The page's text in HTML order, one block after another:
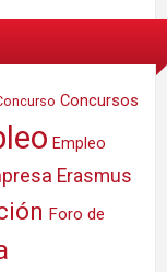
Concursos
Empleo
Erasmus
Foro de